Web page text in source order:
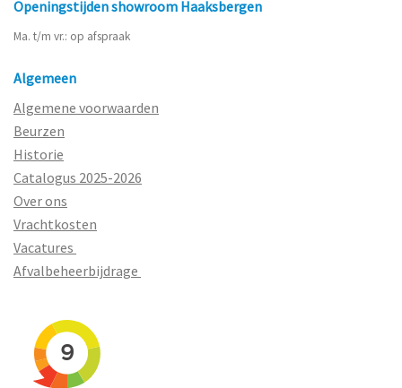
Openingstijden showroom Haaksbergen
Ma. t/m vr.: op afspraak
Algemeen
Algemene voorwaarden
Beurzen
Historie
Catalogus 2025-2026
Over ons
Vrachtkosten
Vacatures
Afvalbeheerbijdrage